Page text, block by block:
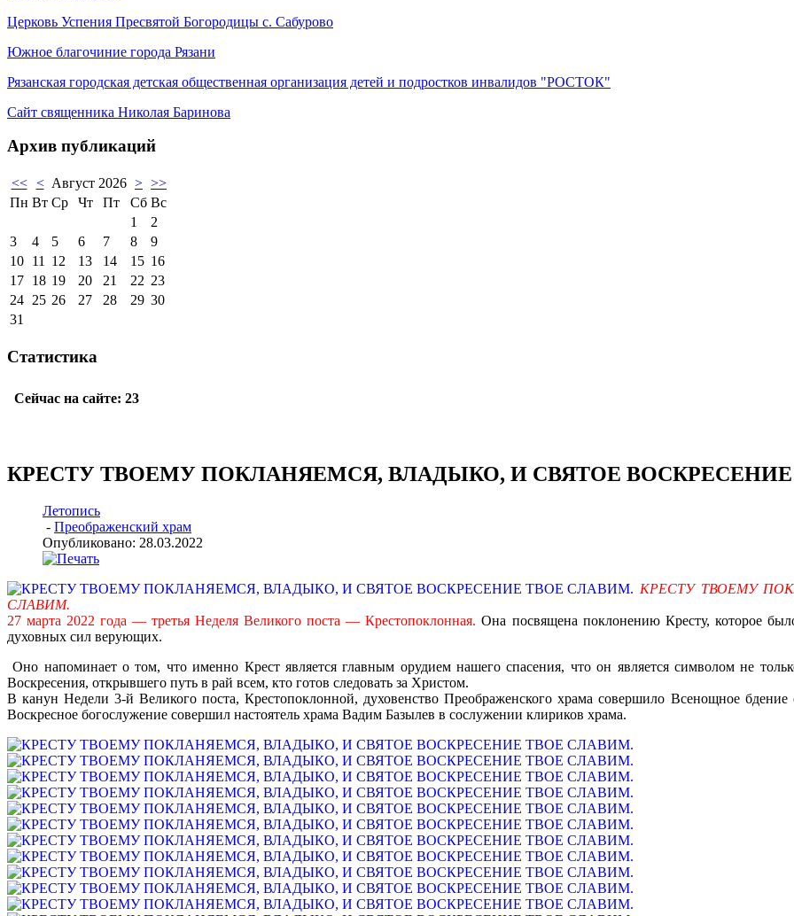
Церковь Успения Пресвятой Богородицы с. Сабурово
Южное благочиние города Рязани
Рязанская городская детская общественная организация детей и подростков инвалидов "РОСТОК"
Сайт священника Николая Баринова
Архив публикаций
<< < Август 2026 > >>
Пн Вт Ср Чт Пт Сб Вс
1
2
3
4 5 6 7 8
9
10 11 12 13 14 15 16
17 18 19 20 21 22 23
24 25 26 27 28 29 30
31
Статистика
КРЕСТУ ТВОЕМУ ПОКЛАНЯЕМСЯ, ВЛАДЫКО, И СВЯТОЕ
Летопись
- Преображенский храм
Опубликовано: 28.03.2022
КРЕСТУ ТВОЕМУ
СЛАВИМ.
27 марта 2022 года — третья Неделя Великого поста — Крестопоклонная. Она посвящена поклонению Кресту, которое
духовных сил верующих.
Оно напоминает о том, что именно Крест является главным орудием нашего спасения, что он является символом не
Воскресения, открывшего путь в рай всем, кто готов следовать за Христом.
В канун Недели 3-й Великого поста, Крестопоклонной, духовенство Преображенского храма совершило Всенощное
Воскресное богослужение совершил настоятель храма Вадим Базылев в сослужении клириков храма.